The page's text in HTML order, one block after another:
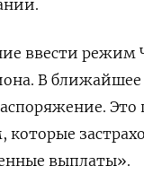
ввести режим
В
Это
выплаты».